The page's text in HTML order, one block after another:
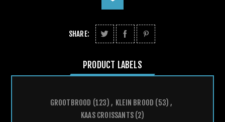
SHARE:
PRODUCT LABELS
GROOTBROOD (123) , KLEIN BROOD (53) ,
KAAS CROISSANTS (2)